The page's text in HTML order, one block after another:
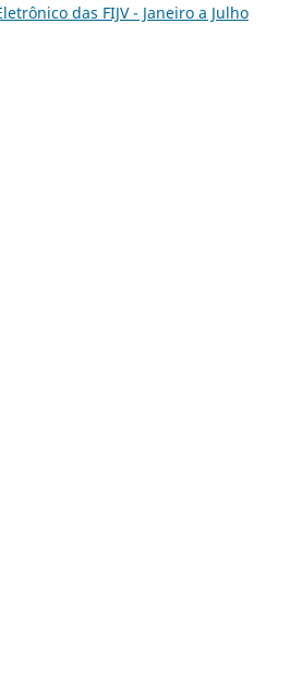
das FIJV - Janeiro a Julho